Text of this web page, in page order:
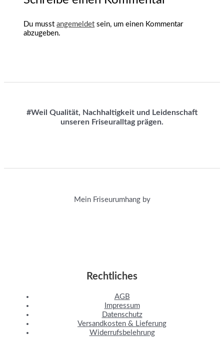
Du musstangemeldet sein, um einen Kommentar
abzugeben.
#Weil Qualität, Nachhaltigkeit und Leidenschaft
unseren Friseuralltag prägen.
Mein Friseurumhang by
Rechtliches
AGB
Impressum
Datenschutz
Versandkosten & Lieferung
Widerrufsbelehrung